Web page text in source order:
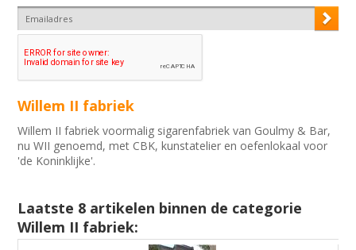
Willem II fabriek
Willem II fabriek voormalig sigarenfabriek van Goulmy & Bar,
nu WII genoemd, met CBK, kunstatelier en oefenlokaal voor
'de Koninklijke'.
Laatste 8 artikelen binnen de categorie
Willem II fabriek: